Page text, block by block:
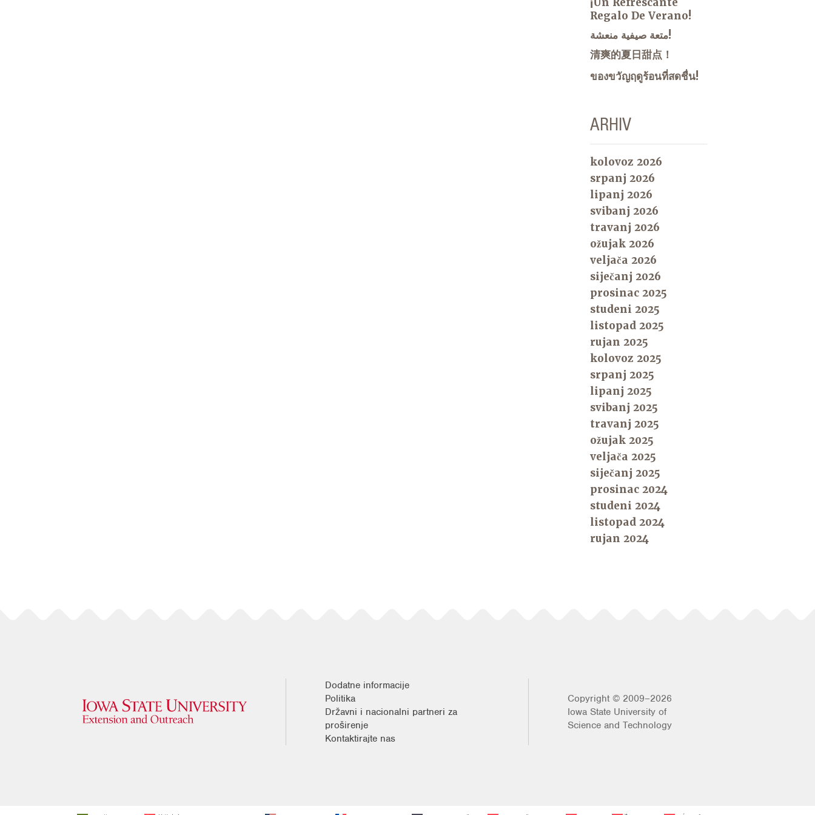
Regalo De Verano!
متعة صيفية منعشة!
清爽的夏日甜点！
ของขวัญฤดูร้อนที่สดชื่น!
ARHIV
kolovoz 2026
srpanj 2026
lipanj 2026
svibanj 2026
travanj 2026
ožujak 2026
veljača 2026
siječanj 2026
prosinac 2025
studeni 2025
listopad 2025
rujan 2025
kolovoz 2025
srpanj 2025
lipanj 2025
svibanj 2025
travanj 2025
ožujak 2025
veljača 2025
siječanj 2025
prosinac 2024
studeni 2024
listopad 2024
rujan 2024
Dodatne informacije
Politika
Državni i nacionalni partneri za
proširenje
Kontaktirajte nas
Copyright © 2009–2026
Iowa State University of
Science and Technology